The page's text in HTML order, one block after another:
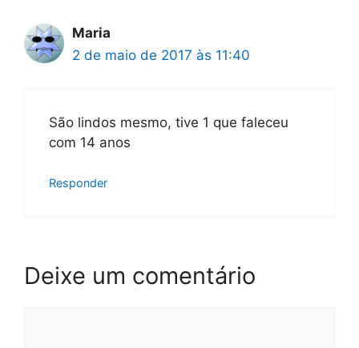
Maria
2 de maio de 2017 às 11:40
São lindos mesmo, tive 1 que faleceu
com 14 anos
Responder
Deixe um comentário